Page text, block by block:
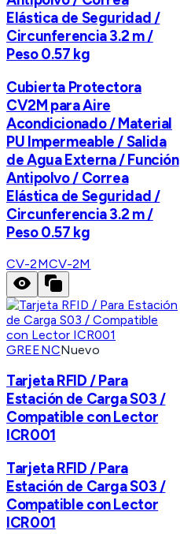
Elástica de Seguridad /
Circunferencia 3.2 m /
Peso 0.57 kg
Cubierta Protectora
CV2M para Aire
Acondicionado / Material
PU Impermeable / Salida
de Agua Externa / Función
Antipolvo / Correa
Elástica de Seguridad /
Circunferencia 3.2 m /
Peso 0.57 kg
CV-2MCV-2M
GREENCNuevo
Tarjeta RFID / Para
Estación de Carga S03 /
Compatible con Lector
ICR001
Tarjeta RFID / Para
Estación de Carga S03 /
Compatible con Lector
ICR001